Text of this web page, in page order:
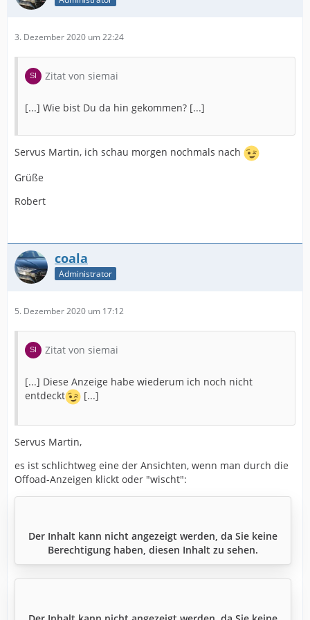
3. Dezember 2020 um 22:24
Zitat von siemai
[...] Wie bist Du da hin gekommen? [...]
Servus Martin, ich schau morgen nochmals nach
Grüße
Robert
coala
Administrator
5. Dezember 2020 um 17:12
Zitat von siemai
[...] Diese Anzeige habe wiederum ich noch nicht
entdeckt
[...]
Servus Martin,
es ist schlichtweg eine der Ansichten, wenn man durch die
Offoad-Anzeigen klickt oder "wischt":
Der Inhalt kann nicht angezeigt werden, da Sie keine
Berechtigung haben, diesen Inhalt zu sehen.